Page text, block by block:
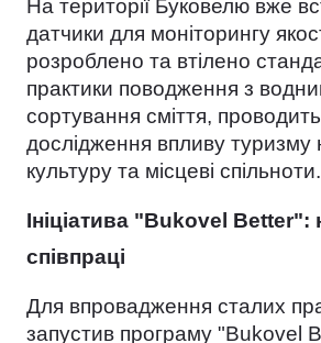
На території Буковелю вже
датчики для моніторингу
розроблено та втілено
практики поводження з
сортування сміття,
дослідження впливу туризму
культуру та місцеві спільноти.
Ініціатива "Bukovel Better":
співпраці
Для впровадження сталих
запустив програму "Bukovel